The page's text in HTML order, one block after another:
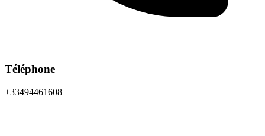
Téléphone
+33494461608